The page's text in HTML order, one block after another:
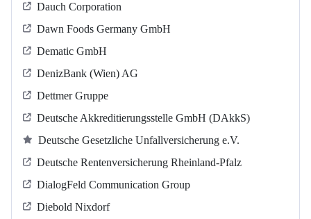
Dauch Corporation
Dawn Foods Germany GmbH
Dematic GmbH
DenizBank (Wien) AG
Dettmer Gruppe
Deutsche Akkreditierungsstelle GmbH (DAkkS)
Deutsche Gesetzliche Unfallversicherung e.V.
Deutsche Rentenversicherung Rheinland-Pfalz
DialogFeld Communication Group
Diebold Nixdorf